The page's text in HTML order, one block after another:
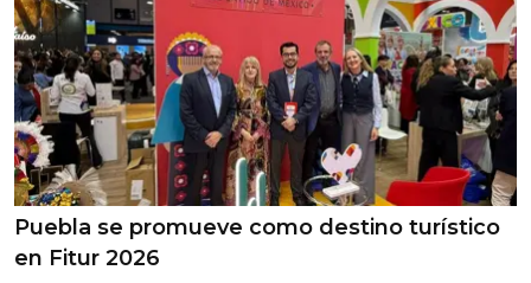
Puebla se promueve como destino turístico
en Fitur 2026